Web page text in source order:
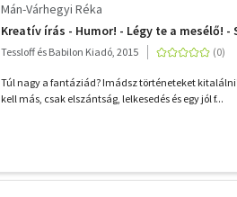
Mán-Várhegyi Réka
Kreatív írás - Humor! - Légy te a mesélő!
Tessloff és Babilon Kiadó, 2015
Túl nagy a fantáziád? Imádsz történeteket
kell más, csak elszántság, lelkesedés és egy jól f...